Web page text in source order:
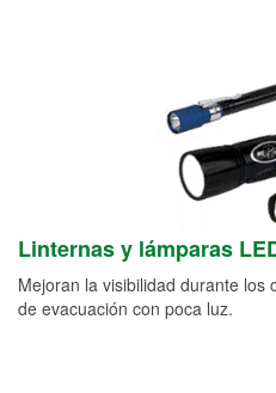
Linternas y lámparas
Mejoran la visibilidad durante los
de evacuación con poca luz.